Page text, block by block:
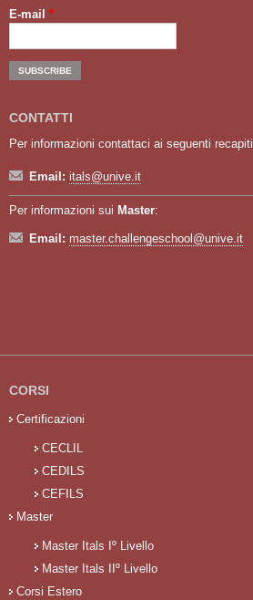
E-mail *
CONTATTI
Per informazioni contattaci ai seguenti recapiti
Email: itals@unive.it
Per informazioni sui Master:
Email: master.challengeschool@unive.it
CORSI
Certificazioni
CECLIL
CEDILS
CEFILS
Master
Master Itals Iº Livello
Master Itals IIº Livello
Corsi Estero